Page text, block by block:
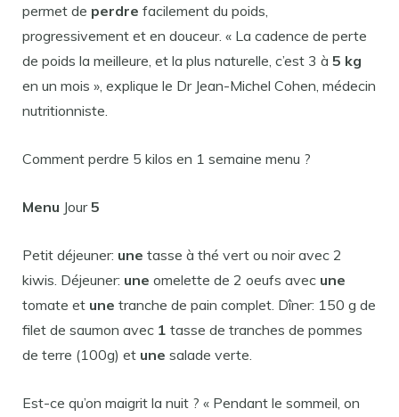
permet de perdre facilement du poids,
progressivement et en douceur. « La cadence de perte
de poids la meilleure, et la plus naturelle, c’est 3 à 5 kg
en un mois », explique le Dr Jean-Michel Cohen, médecin
nutritionniste.
Comment perdre 5 kilos en 1 semaine menu ?
Menu Jour5
Petit déjeuner: une tasse à thé vert ou noir avec 2
kiwis. Déjeuner: une omelette de 2 oeufs avec une
tomate et une tranche de pain complet. Dîner: 150 g de
filet de saumon avec 1 tasse de tranches de pommes
de terre (100g) et une salade verte.
Est-ce qu’on maigrit la nuit ? « Pendant le sommeil, on